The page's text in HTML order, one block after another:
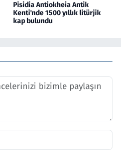
Pisidia Antiokheia Antik
Kenti'nde 1500 yıllık litürjik
kap bulundu